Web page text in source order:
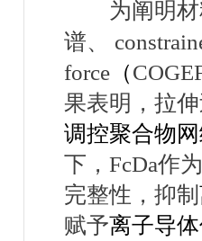
为阐明材
谱、
force （
果表明，拉
调控聚合物
下， FcDa作
完整性，抑制
赋予离子导